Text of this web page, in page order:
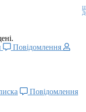
Повідомлення
Повідомлення